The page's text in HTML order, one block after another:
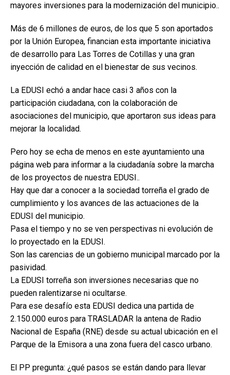
mayores inversiones para la modernización del municipio..
Más de 6 millones de euros, de los que 5 son aportados
por la Unión Europea, financian esta importante iniciativa
de desarrollo para Las Torres de Cotillas y una gran
inyección de calidad en el bienestar de sus vecinos.
La EDUSI echó a andar hace casi 3 años con la
participación ciudadana, con la colaboración de
asociaciones del municipio, que aportaron sus ideas para
mejorar la localidad.
Pero hoy se echa de menos en este ayuntamiento una
página web para informar a la ciudadanía sobre la marcha
de los proyectos de nuestra EDUSI..
Hay que dar a conocer a la sociedad torreña el grado de
cumplimiento y los avances de las actuaciones de la
EDUSI del municipio.
Pasa el tiempo y no se ven perspectivas ni evolución de
lo proyectado en la EDUSI.
Son las carencias de un gobierno municipal marcado por la
pasividad.
La EDUSI torreña son inversiones necesarias que no
pueden ralentizarse ni ocultarse.
Para ese desafío esta EDUSI dedica una partida de
2.150.000 euros para TRASLADAR la antena de Radio
Nacional de España (RNE) desde su actual ubicación en el
Parque de la Emisora a una zona fuera del casco urbano.
El PP pregunta: ¿qué pasos se están dando para llevar